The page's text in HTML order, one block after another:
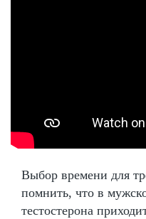
Выбор времени для
помнить, что в
тестостерона